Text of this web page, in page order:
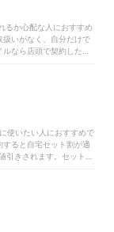
コミも払拭できる結果
を契約したい人オンライ
20〜50GB程度使う人＜
しない人
容量が増え、2,699円
め、使い方によっては
かった」との口コミ同
トバンク回線の3回線を
高画質の動画を視聴で
するお昼時間帯でSNS
「通勤時（出退勤）と
のにも頷けます。MNP
手間はかかりません。初
料金は0円なので乗り換
。大手キャリアの回線
る人はお得に利用でき
がりやすいですよ。も
い人は、ほかの格安
小～中容量プランでの
るか心配な人におすすめ
いがなく、自分だけで
なら店頭で契約したり
ので、最寄りのショッ
光もしくはSoftBank
ト割（※）が用意されて
とも比較した格安SIMの
め、通信速度は申し分な
がかかる」との口コミ
み時間帯や帰宅時間帯
トを受けられる心強さ
だし、基本料金は安い
理あるといえます。比
下で利用できる格安SIM
使いたい人におすすめで
ると自宅セット割が適
引きされます。セット割
う。実店舗で契約でき
ンドは契約から開通手
にはハードルが高い印象
プで対面サポートを受